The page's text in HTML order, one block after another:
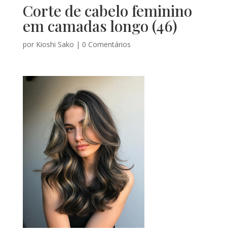
Corte de cabelo feminino
em camadas longo (46)
por Kioshi Sako | 0 Comentários